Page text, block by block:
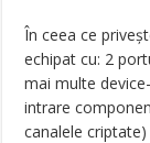
În ceea ce
echipat cu: 2
mai multe
intrare
canalele